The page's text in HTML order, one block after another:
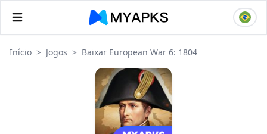
Início > Jogos > Baixar European War 6: 1804